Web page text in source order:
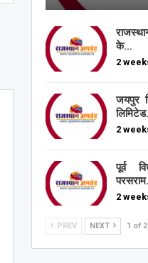
के…
2
जयपुर
2
पूर्व
2
PREV NEXT 1 of